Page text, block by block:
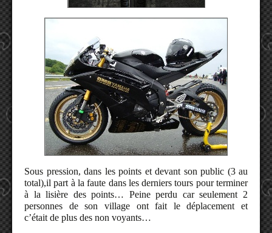
Sous pression, dans les points et devant son public (3 au
total),il part à la faute dans les derniers tours pour terminer
à la lisière des points… Peine perdu car seulement 2
personnes de son village ont fait le déplacement et
c’était de plus des non voyants…